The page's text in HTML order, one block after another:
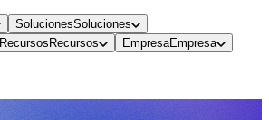
SolucionesSoluciones
Recursos Recursos EmpresaEmpresa